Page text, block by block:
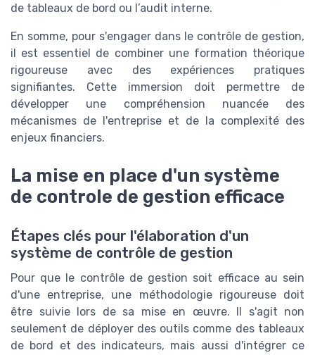
de tableaux de bord ou l’audit interne.
En somme, pour s'engager dans le contrôle de gestion,
il est essentiel de combiner une formation théorique
rigoureuse avec des expériences pratiques
signifiantes. Cette immersion doit permettre de
développer une compréhension nuancée des
mécanismes de l'entreprise et de la complexité des
enjeux financiers.
La mise en place d'un système
de controle de gestion efficace
Étapes clés pour l'élaboration d'un
système de contrôle de gestion
Pour que le contrôle de gestion soit efficace au sein
d'une entreprise, une méthodologie rigoureuse doit
être suivie lors de sa mise en œuvre. Il s'agit non
seulement de déployer des outils comme des tableaux
de bord et des indicateurs, mais aussi d'intégrer ce